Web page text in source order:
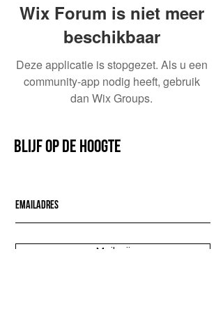
Wix Forum is niet meer
beschikbaar
Deze applicatie is stopgezet. Als u een
community-app nodig heeft, gebruik
dan Wix Groups.
Blijf op de hoogte
Mail mij